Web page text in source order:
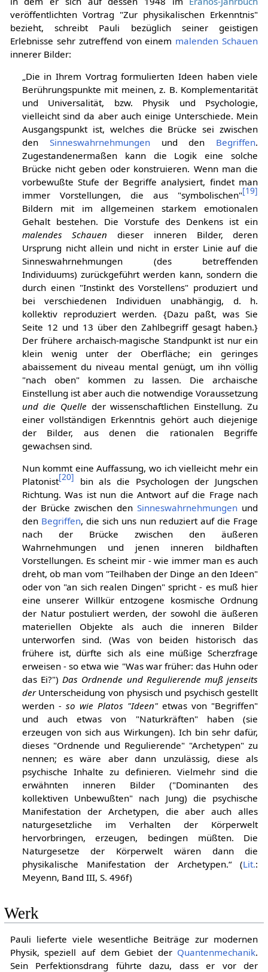
veröffentlichten Vortrag "Zur physikalischen Erkenntnis"
bezieht, schreibt Pauli bezüglich seiner geistigen
Erlebnisse sehr zutreffend von einem malenden Schauen
innerer Bilder:
„Die in Ihrem Vortrag formulierten Ideen haben viele
Berührungspunkte mit meinen, z. B. Komplementarität
und Universalität, bzw. Physik und Psychologie,
vielleicht sind da aber auch einige Unterschiede. Mein
Ausgangspunkt ist, welches die Brücke sei zwischen
den Sinneswahrnehmungenund den Begriffen.
Zugestandenermaßen kann die Logik eine solche
Brücke nicht geben oder konstruieren. Wenn man die
vorbewußte Stufe der Begriffe analysiert, findet man
immer Vorstellungen, die aus "symbolischen"[19]
Bildern mit im allgemeinen starkem emotionalen
Gehalt bestehen. Die Vorstufe des Denkens ist ein
malendes Schauen dieser inneren Bilder, deren
Ursprung nicht allein und nicht in erster Linie auf die
Sinneswahrnehmungen (des betreffenden
Individuums) zurückgeführt werden kann, sondern die
durch einen "Instinkt des Vorstellens" produziert und
bei verschiedenen Individuen unabhängig, d. h.
kollektiv reproduziert werden. {Dazu paßt, was Sie
Seite 12 und 13 über den Zahlbegriff gesagt haben.}
Der frühere archaisch-magische Standpunkt ist nur ein
klein wenig unter der Oberfläche; ein geringes
abaissement du niveau mental genügt, um ihn völlig
"nach oben" kommen zu lassen. Die archaische
Einstellung ist aber auch die notwendige Voraussetzung
und die Quelle der wissenschaftlichen Einstellung. Zu
einer vollständigen Erkenntnis gehört auch diejenige
der Bilder, aus denen die rationalen Begriffe
gewachsen sind.
Nun kommt eine Auffassung, wo ich vielleicht mehr ein
Platonist[20] bin als die Psychologen der Jungschen
Richtung. Was ist nun die Antwort auf die Frage nach
der Brücke zwischen denSinneswahrnehmungen und
den Begriffen, die sich uns nun reduziert auf die Frage
nach der Brücke zwischen den äußeren
Wahrnehmungen und jenen inneren bildhaften
Vorstellungen. Es scheint mir - wie immer man es auch
dreht, ob man vom "Teilhaben der Dinge an den Ideen"
oder von "an sich realen Dingen" spricht - es muß hier
eine unserer Willkür entzogene kosmische Ordnung
der Natur postuliert werden, der sowohl die äußeren
materiellen Objekte als auch die inneren Bilder
unterworfen sind. (Was von beiden historisch das
frühere ist, dürfte sich als eine müßige Scherzfrage
erweisen - so etwa wie "Was war früher: das Huhn oder
das Ei?")Das Ordnende und Regulierende muß jenseits
derUnterscheidung von physisch und psychisch gestellt
werden- so wie Platos "Ideen" etwas von "Begriffen"
und auch etwas von "Naturkräften" haben (sie
erzeugen von sich aus Wirkungen). Ich bin sehr dafür,
dieses "Ordnende und Regulierende" "Archetypen" zu
nennen; es wäre aber dann unzulässig, diese als
psychische Inhalte zu definieren. Vielmehr sind die
erwähnten inneren Bilder ("Dominanten des
kollektiven Unbewußten" nach Jung) die psychische
Manifestation der Archetypen, die aber auch alles
naturgesetzliche im Verhalten der Körperwelt
hervorbringen, erzeugen, bedingen müßten. Die
Naturgesetze der Körperwelt wären dann die
physikalische Manifestation der Archetypen.“ (Lit.:
Meyenn, Band III, S. 496f)
Werk
Pauli lieferte viele wesentliche Beiträge zur modernen
Physik, speziell auf dem Gebiet der Quantenmechanik.
Sein Perfektionsdrang führte dazu, dass er vor der